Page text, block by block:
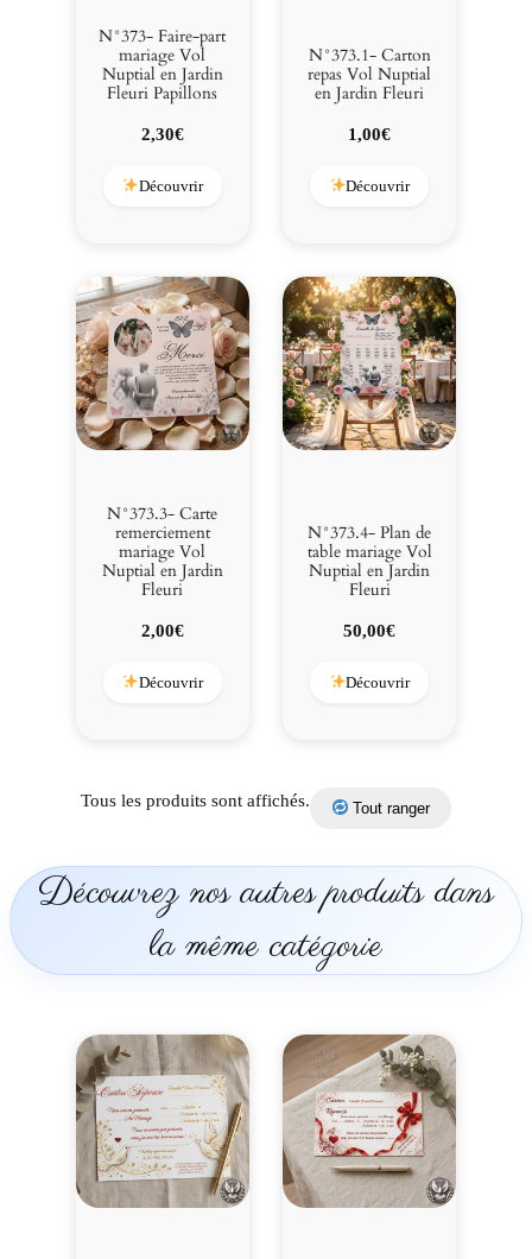
N°373- Faire-part
mariage Vol
Nuptial en Jardin
Fleuri Papillons
2,30€
Découvrir
N°373.1- Carton
repas Vol Nuptial
en Jardin Fleuri
1,00€
Découvrir
N°373.3- Carte
remerciement
mariage Vol
Nuptial en Jardin
Fleuri
2,00€
Découvrir
N°373.4- Plan de
table mariage Vol
Nuptial en Jardin
Fleuri
50,00€
Découvrir
Tous les produits sont affichés. Tout ranger
Découvrez nos autres produits dans
la même catégorie